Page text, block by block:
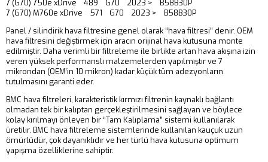
7 (G70) 750e xDrive 489 G70 2023 > B58B30P
7 (G70) M760e xDrive 571 G70 2023 > B58B30P
Panel / silindirik hava filtresine genel olarak “hava filtresi” denir. OEM
hava filtresini değiştirmek için aracın orijinal hava kutusuna monte
edilmiştir. Daha verimli bir filtreleme ile birlikte artan hava akışına izin
veren yüksek performanslı malzemelerden yapılmıştır ve 7
mikrondan (OEM’in 10 mikron) kadar küçük tüm adezyonların
tutulmasını garanti eder.
BMC hava filtreleri, karakteristik kırmızı filtrenin kaynaklı bağlantı
olmadan tek bir kalıptan gerçekleştirilmesini sağlayan ve böylece
kolay kırılmayı önleyen bir “Tam Kalıplama” sistemi kullanılarak
üretilir. BMC hava filtreleme sistemlerinde kullanılan kauçuk uzun
ömürlüdür, çok dayanıklıdır ve her türlü hava kutusuna optimum
yapışma özelliklerine sahiptir.